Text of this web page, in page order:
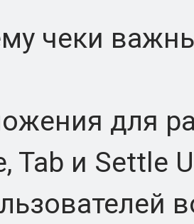
чеки
для
Tab и Settle